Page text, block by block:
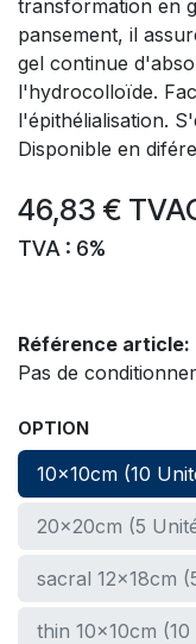
transformation en
pansement, il
gel continue
l'hydrocolloïde.
l'épithélialisation.
Disponible en
46,83 €
TVA : 6%
Référence article:
Pas de
OPTION
10x10cm (10
20x20cm (5
sacral 12x18cm
thin 10x10cm (10